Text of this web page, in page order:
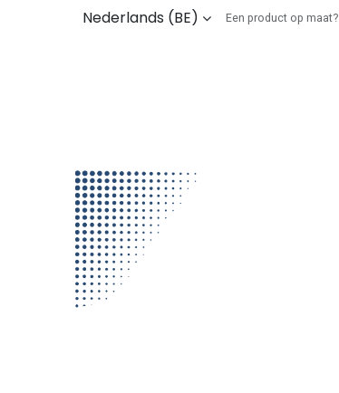
Overslaan naar inhoudNederlands (BE) Een product op maat?